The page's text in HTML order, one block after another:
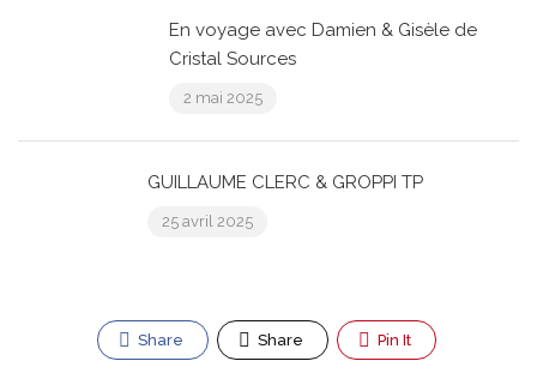
En voyage avec Damien & Gisèle de
Cristal Sources
2 mai 2025
GUILLAUME CLERC & GROPPI TP
25 avril 2025
Share Share Pin It